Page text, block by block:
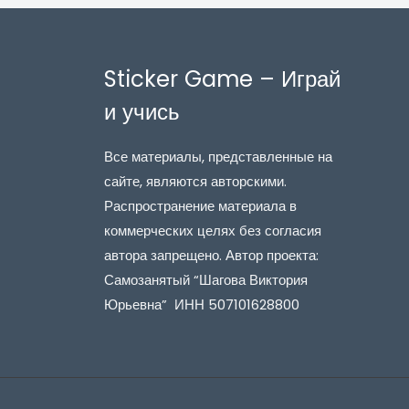
Sticker Game – Играй
и учись
Все материалы, представленные на
сайте, являются авторскими.
Распространение материала в
коммерческих целях без согласия
автора запрещено. Автор проекта:
Самозанятый “Шагова Виктория
Юрьевна” ИНН 507101628800